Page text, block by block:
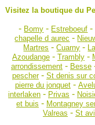
Visitez la boutique du
- Bomy - Estreboeuf -
chapelle d aurec -
Martres -Cuarny -
Azoudange- Trambly-
arrondissement- Besse
pescher- St denis sur
pierre du jonquet-
interlaken- Privas -
et buis - Montagney
Valreas - St